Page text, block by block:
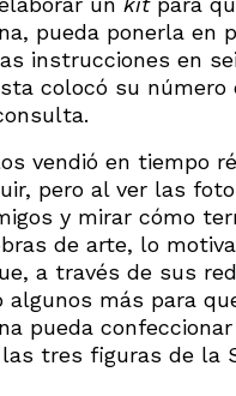
pueda ponerla en
instrucciones en
colocó su número
vendió en tiempo
pero al ver las
y mirar cómo
de arte, lo
a través de sus
algunos más para
pueda
tres figuras de la